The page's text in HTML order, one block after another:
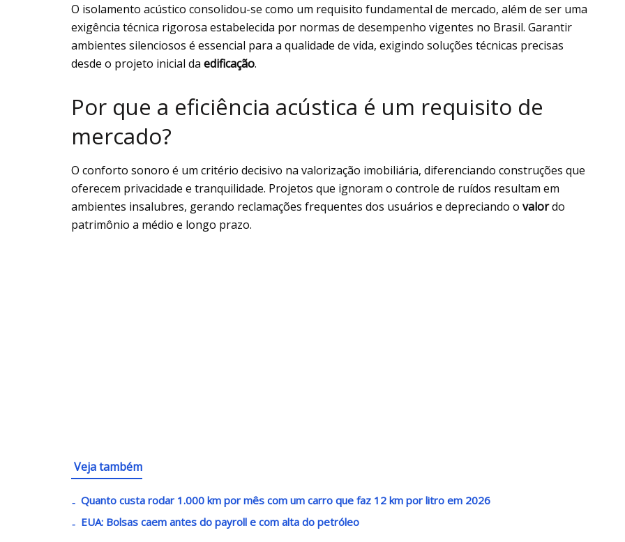
O isolamento acústico consolidou-se como um requisito fundamental de mercado, além de ser uma
exigência técnica rigorosa estabelecida por normas de desempenho vigentes no Brasil. Garantir
ambientes silenciosos é essencial para a qualidade de vida, exigindo soluções técnicas precisas
desde o projeto inicial da edificação.
Por que a eficiência acústica é um requisito de
mercado?
O conforto sonoro é um critério decisivo na valorização imobiliária, diferenciando construções que
oferecem privacidade e tranquilidade. Projetos que ignoram o controle de ruídos resultam em
ambientes insalubres, gerando reclamações frequentes dos usuários e depreciando o valordo
patrimônio a médio e longo prazo.
Veja também
Quanto custa rodar 1.000 km por mês com um carro que faz 12 km por litro em 2026
EUA: Bolsas caem antes do payroll e com alta do petróleo